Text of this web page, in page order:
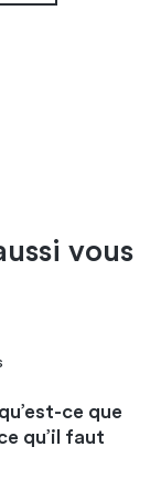
vous
ce que
qu’il faut